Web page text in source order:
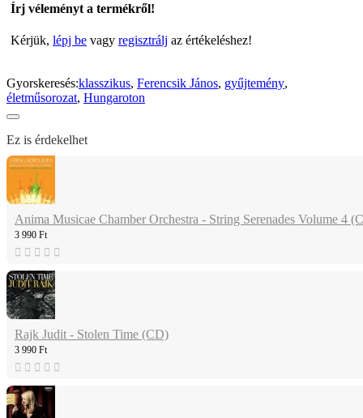
Írj véleményt a termékről!
Kérjük, lépj be vagy regisztrálj az értékeléshez!
Gyorskeresés:klasszikus, Ferencsik János, gyűjtemény,
életműsorozat, Hungaroton
Ez is érdekelhet
Anima Musicae Chamber Orchestra - String Serenades Volume 4
3 990 Ft
Rajk Judit - Stolen Time (CD)
3 990 Ft